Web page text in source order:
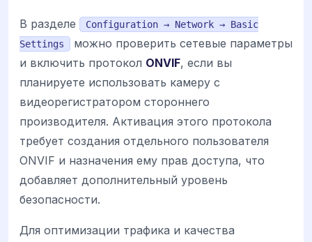
В разделе
Configuration → Network → Basic
Settings
можно проверить сетевые параметры
и включить протокол ONVIF, если вы
планируете использовать камеру с
видеорегистратором стороннего
производителя. Активация этого протокола
требует создания отдельного пользователя
ONVIF и назначения ему прав доступа, что
добавляет дополнительный уровень
безопасности.
Для оптимизации трафика и качества